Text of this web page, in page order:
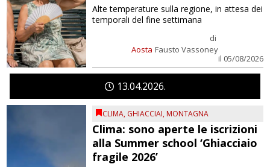
Aosta
di
Fausto Vassoney
il 05/08/2026
Alte temperature sulla regione, in attesa dei
temporali del fine settimana
1304 2026
CLIMA, GHIACCIAI, MONTAGNA
Clima: sono aperte le iscrizioni
alla Summer school ‘Ghiacciaio
fragile 2026’